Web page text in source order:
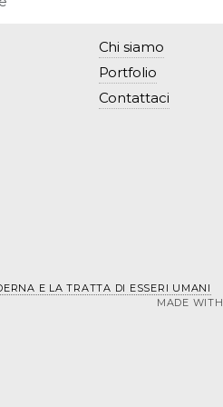
Chi siamo
Portfolio
Contattaci
E LA TRATTA DI ESSERI UMANI
MADE WITH